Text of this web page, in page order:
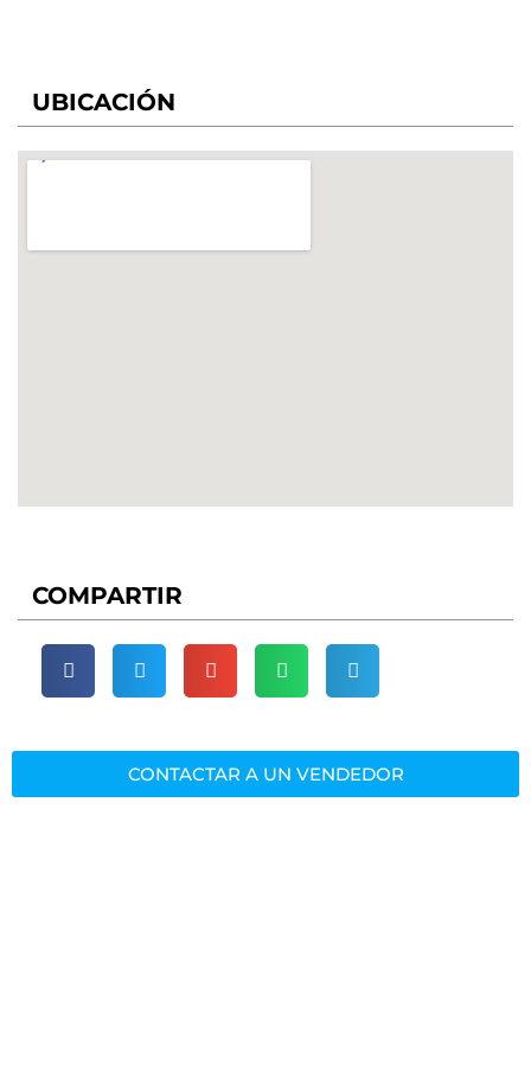
UBICACIÓN
COMPARTIR
CONTACTAR A UN VENDEDOR